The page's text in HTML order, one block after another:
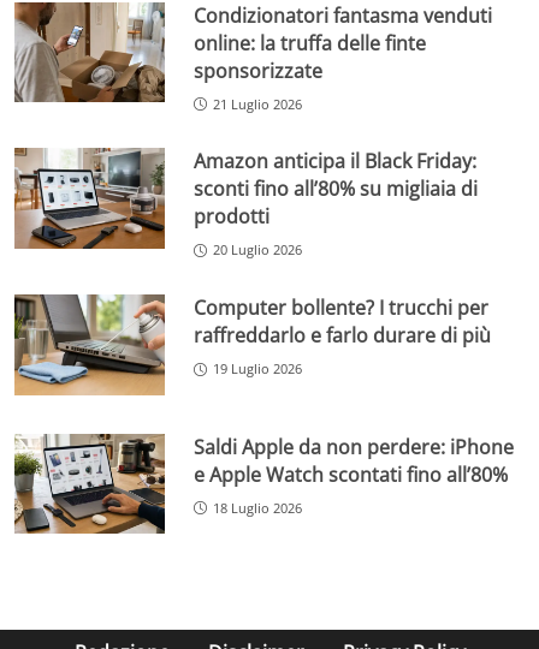
Condizionatori fantasma venduti
online: la truffa delle finte
sponsorizzate
21 Luglio 2026
Amazon anticipa il Black Friday:
sconti fino all’80% su migliaia di
prodotti
20 Luglio 2026
Computer bollente? I trucchi per
raffreddarlo e farlo durare di più
19 Luglio 2026
Saldi Apple da non perdere: iPhone
e Apple Watch scontati fino all’80%
18 Luglio 2026